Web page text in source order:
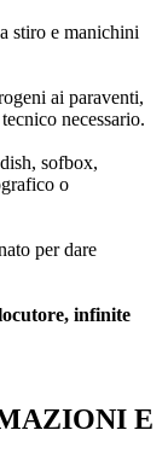
stiro e manichini
ai paraventi,
necessario.
sofbox,
o
per dare
infinite
E